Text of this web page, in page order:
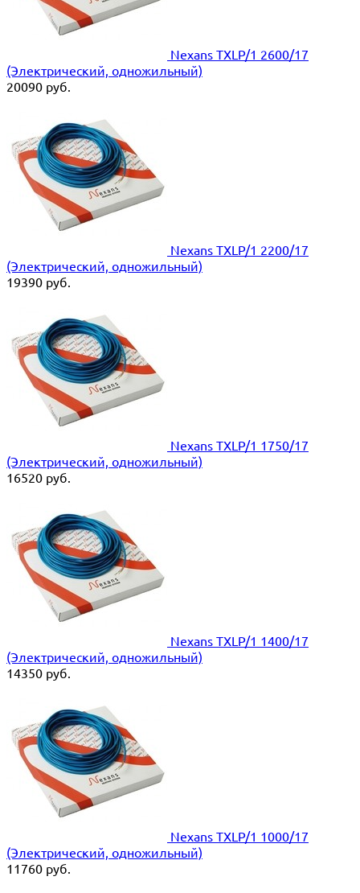
Nexans TXLP/1 2600/17
(Электрический, одножильный)
20090 руб.
Nexans TXLP/1 2200/17
(Электрический, одножильный)
19390 руб.
Nexans TXLP/1 1750/17
(Электрический, одножильный)
16520 руб.
Nexans TXLP/1 1400/17
(Электрический, одножильный)
14350 руб.
Nexans TXLP/1 1000/17
(Электрический, одножильный)
11760 руб.